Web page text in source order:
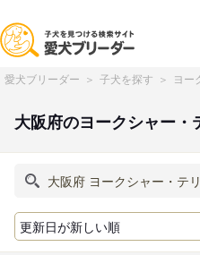
愛犬ブリーダー 子犬を探す ヨー
大阪府のヨークシャー・